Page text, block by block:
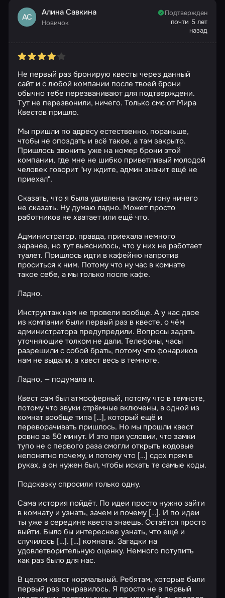
АС Алина Савкина
Новичок
Подтвержден
почти 5 лет
назад
Не первый раз бронирую квесты через данный
сайт и с любой компании после твоей брони
обычно тебе перезванивают для подтверждени.
Тут не перезвонили, ничего. Только смс от Мира
Квестов пришло.
Мы пришли по адресу естественно, пораньше,
чтобы не опоздать и всё такое, а там закрыто.
Пришлось звонить уже на номер брони этой
компании, где мне не шибко приветливый молодой
человек говорит "ну ждите, админ значит ещё не
приехал".
Сказать, что я была удивлена такому тону ничего
не сказать. Ну думаю ладно. Может просто
работников не хватает или ещё что.
Администратор, правда, приехала немного
заранее, но тут выяснилось, что у них не работает
туалет. Пришлось идти в кафейню напротив
проситься к ним. Потому что ну час в комнате
такое себе, а мы только после кафе.
Ладно.
Инструктаж нам не провели вообще. А у нас двое
из компании были первый раз в квесте, о чём
администратора предупредили. Вопросы задать
уточняющие толком не дали. Телефоны, часы
разрешили с собой брать, потому что фонариков
нам не выдали, а квест весь в темноте.
Ладно, — подумала я.
Квест сам был атмосферный, потому что в темноте,
потому что звуки стрёмные включены, в одной из
комнат вообще типа […], который ещё и
переворачивать пришлось. Но мы прошли квест
ровно за 50 минут. И это при условии, что замки
тупо не с первого раза смогли открыть кодовые
непонятно почему, и потому что […] сдох прям в
руках, а он нужен был, чтобы искать те самые коды.
Подсказку спросили только одну.
Сама история пойдёт. По идеи просто нужно зайти
в комнату и узнать, зачем и почему […]. И по идеи
ты уже в середине квеста знаешь. Остаётся просто
выйти. Было бы интереснее узнать, что ещё и
случилось […]. […] комнаты. Загадки на
удовлетворительную оценку. Немного потупить
как раз было для нас.
В целом квест нормальный. Ребятам, которые были
первый раз понравилось. Я просто не в первый